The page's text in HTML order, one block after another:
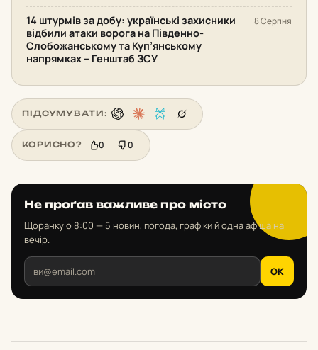
14 штурмів за добу: українські захисники
відбили атаки ворога на Південно-
Слобожанському та Куп’янському
напрямках – Генштаб ЗСУ
8 Серпня
ПІДСУМУВАТИ:
КОРИСНО? 0 0
Не проґав важливе про місто
Щоранку о 8:00 — 5 новин, погода, графіки й одна афіша на
вечір.
OK